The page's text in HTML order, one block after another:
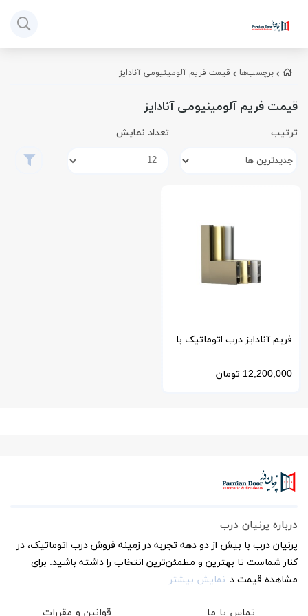
برچسب‌ها قیمت فریم آلومینیومی آنادایز
قیمت فریم آلومینیومی آنادایز
ترتیب تعداد نمایش
فریم آنادایز درب اتوماتیک با
کیفیت بالا و طراحی مدرن
12,200,000 تومان
درباره پرنیان درب
پرنیان درب با بیش از دو دهه تجربه در زمینه فروش درب اتوماتیک، در
کنار شماست تا بهترین و مطمئن‌ترین انتخاب را داشته باشید. برای
مشاهده قیمت د نمایش بیشتر
تماس با ما قوانین و مقررات